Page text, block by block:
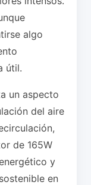
algo
útil.
un aspecto
del aire
de 165W
y
en